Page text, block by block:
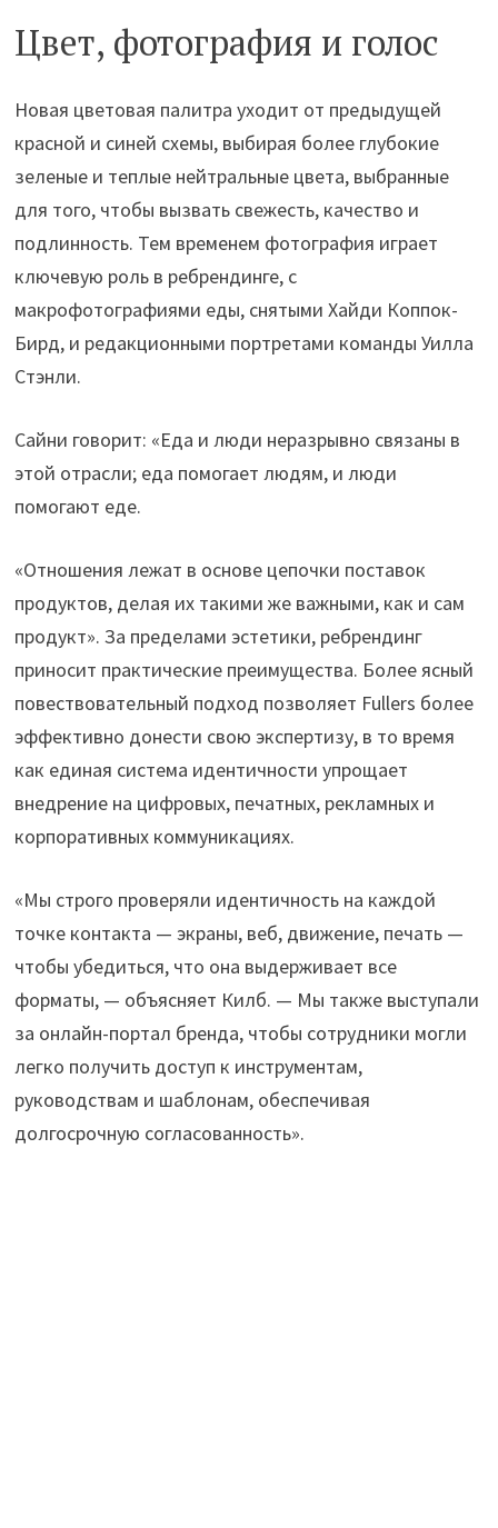
Цвет, фотография и голос
Новая цветовая палитра уходит от предыдущей
красной и синей схемы, выбирая более глубокие
зеленые и теплые нейтральные цвета, выбранные
для того, чтобы вызвать свежесть, качество и
подлинность. Тем временем фотография играет
ключевую роль в ребрендинге, с
макрофотографиями еды, снятыми Хайди Коппок-
Бирд, и редакционными портретами команды Уилла
Стэнли.
Сайни говорит: «Еда и люди неразрывно связаны в
этой отрасли; еда помогает людям, и люди
помогают еде.
«Отношения лежат в основе цепочки поставок
продуктов, делая их такими же важными, как и сам
продукт». За пределами эстетики, ребрендинг
приносит практические преимущества. Более ясный
повествовательный подход позволяет Fullers более
эффективно донести свою экспертизу, в то время
как единая система идентичности упрощает
внедрение на цифровых, печатных, рекламных и
корпоративных коммуникациях.
«Мы строго проверяли идентичность на каждой
точке контакта — экраны, веб, движение, печать —
чтобы убедиться, что она выдерживает все
форматы, — объясняет Килб. — Мы также выступали
за онлайн-портал бренда, чтобы сотрудники могли
легко получить доступ к инструментам,
руководствам и шаблонам, обеспечивая
долгосрочную согласованность».